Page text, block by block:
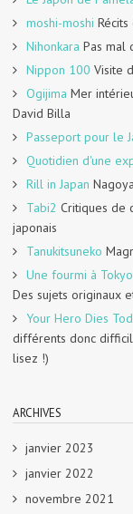
moshi-moshi
Nihonkara Pas mal
Nippon 100 Visite
Ogijima Mer
David Billa
Passeport pour le
Quotidien d'une
Rill in Japan
Tabi2 Critiques de
japonais
Tanukitsuneko
Une fourmi à Tokyo
Des sujets originaux
Your Hero Dies
différents donc
lisez !)
ARCHIVES
janvier 2023
janvier 2022
novembre 2021